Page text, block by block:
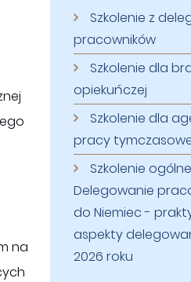
na
Szkolenie z
pracowników
Szkolenie dla
opiekuńczej
Szkolenie dla
pracy
Szkolenie
Delegowanie
do Niemiec -
aspekty
2026 roku